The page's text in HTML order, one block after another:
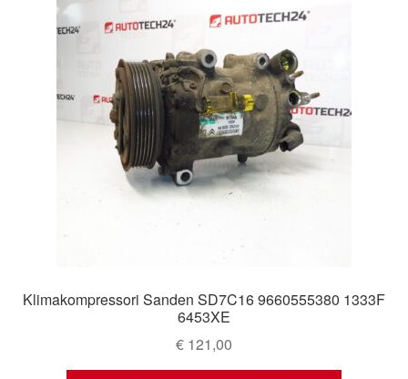
Klimakompressori Sanden SD7C16 9660555380 1333F
6453XE
€ 121,00